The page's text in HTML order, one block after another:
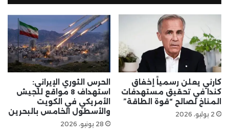
كارني يعلن رسمياً إخفاق
كندا في تحقيق مستهدفات
المناخ لصالح “قوة الطاقة”
2 يوليو، 2026
الحرس الثوري الإيراني:
استهداف 8 مواقع للجيش
الأمريكي في الكويت
والأسطول الخامس بالبحرين
28 يونيو، 2026